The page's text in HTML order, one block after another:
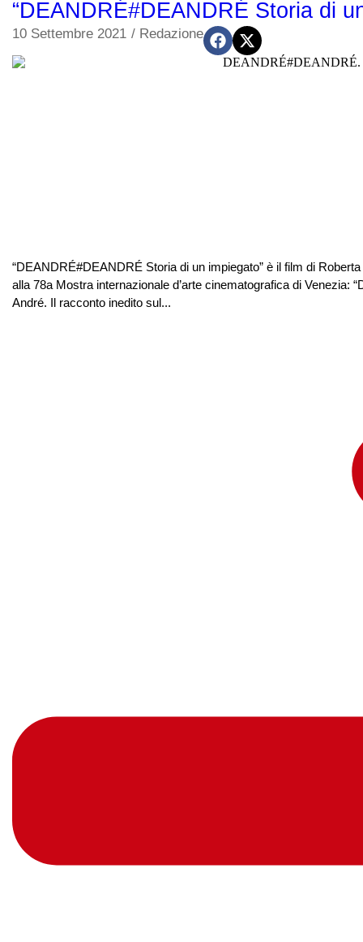
“DEANDRÉ#DEANDRÉ Storia di
10 Settembre 2021 / Redazione
“DEANDRÉ#DEANDRÉ Storia di un impiegato” è il film di
alla 78a Mostra internazionale d’arte cinematografica di Venezia:
André. Il racconto inedito sul...